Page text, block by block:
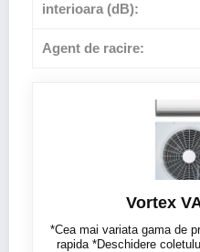
interioara (dB):
Agent de racire:
Vortex
*Cea mai variata gama de
rapida *Deschidere